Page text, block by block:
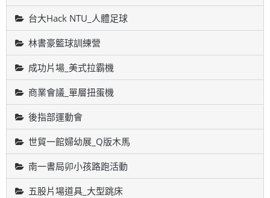
台大Hack NTU_人體足球
林書豪籃球訓練營
成功片場_美式拉霸機
商業會議_單層扭蛋機
後指部運動會
世貿一館婦幼展_Q版木馬
南一書局卯小孩路跑活動
五股片場道具_大型跳床